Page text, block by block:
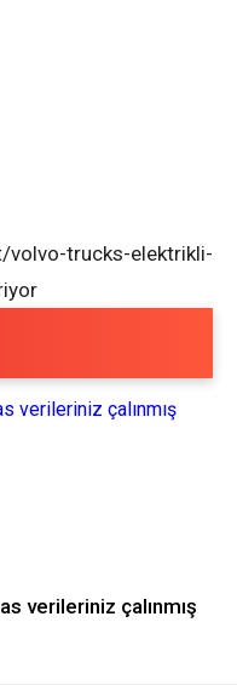
trucks-elektrikli-
verileriniz çalınmış